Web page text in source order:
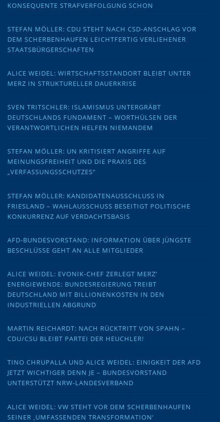
KONSEQUENTE STRAFVERFOLGUNG SCHON
STEFAN MÖLLER: CDU STEHT NACH CSD-ANSCHLAG VOR
DEM SCHERBENHAUFEN LEICHTFERTIG VERLIEHENER
STAATSBÜRGERSCHAFTEN
ALICE WEIDEL: WIRTSCHAFTSSTANDORT BLEIBT UNTER
MERZ IN STRUKTURELLER DAUERKRISE
SVEN TRITSCHLER: ISLAMISMUS UNTERGRÄBT
DEUTSCHLANDS FUNDAMENT – WORTHÜLSEN DER
VERANTWORTLICHEN HELFEN NIEMANDEM
STEFAN MÖLLER: UN KRITISIERT ANGRIFFE AUF
MEINUNGSFREIHEIT UND DIE PRAXIS DES
„VERFASSUNGSSCHUTZES“
STEFAN MÖLLER: KANDIDATENAUSSCHLUSS IN
FRIESLAND – WAHLAUSSCHUSS BESEITIGT POLITISCHE
KONKURRENZ AUF VERDACHTSBASIS
AFD-BUNDESVORSTAND: INFORMATION ÜBER JÜNGSTE
BESCHLÜSSE GEHT AN ALLE MITGLIEDER
ALICE WEIDEL: EVONIK-CHEF ZERLEGT MERZ‘
ENERGIEWENDE: BUNDESREGIERUNG TREIBT
DEUTSCHLAND MIT BILLIONENKOSTEN IN DEN
INDUSTRIELLEN ABGRUND
MARTIN REICHARDT: NACH RÜCKTRITT VON SPAHN –
CDU/CSU BLEIBT PARTEI DER HEUCHLER!
TINO CHRUPALLA UND ALICE WEIDEL: EINIGKEIT DER AFD
JETZT WICHTIGER DENN JE – BUNDESVORSTAND
UNTERSTÜTZT NRW-LANDESVERBAND
ALICE WEIDEL: VW STEHT VOR DEM SCHERBENHAUFEN
SEINER ‚UMFASSENDEN TRANSFORMATION‘